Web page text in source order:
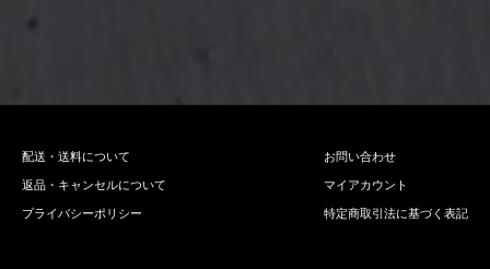
配送・送料について
返品・キャンセルについて
プライバシーポリシー
お問い合わせ
マイアカウント
特定商取引法に基づく表記